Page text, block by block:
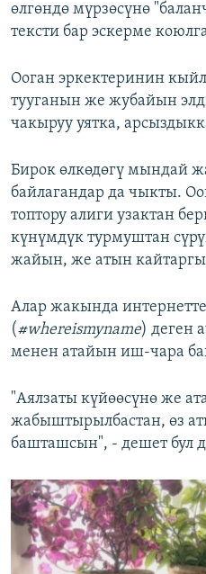
өлгөндө мүрзөсүнө
тексти бар эскерме
Ооган эркектеринин
тууганын же жубайын
чакыруу уятка,
Бирок өлкөдөгү мындай
байлагандар да чыкты.
топтору алиги узактан
күнүмдүк турмуштан
жайын, же атын
Алар жакында
(#whereismyname) деген
менен атайын иш-чара
"Аялзаты күйөөсүнө же
жабыштырылбастан, өз
башташсын", - дешет бул